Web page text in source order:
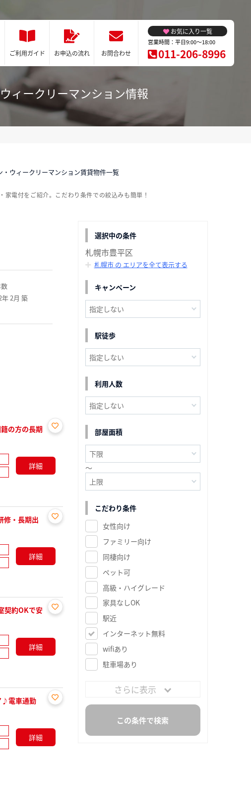
ご利用ガイド お申込の流れ お問合わせ
お気に入り一覧
営業時間：平日9:00～18:00
011-206-8996
ィークリーマンション情報
ウィークリーマンション賃貸物件一覧
年 2月 築
り登
の方の長期
詳細
り登
修・長期出
詳細
り登
契約OKで安
詳細
り登
♪電車通勤
詳細
電付をご紹介。こだわり条件での絞込みも簡単！
選択中の条件
札幌市豊平区
札幌市 の エリアを全て表示する
キャンペーン
駅徒歩
利用人数
部屋面積
～
こだわり条件
女性向け
ファミリー向け
同棲向け
ペット可
高級・ハイグレード
家具なしOK
駅近
インターネット無料
wifiあり
駐車場あり
さらに表示